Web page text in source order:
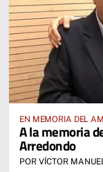
EN MEMORIA DEL
A la memoria del Doctor Manuel Bujaldón
Arredondo
POR VÍCTOR